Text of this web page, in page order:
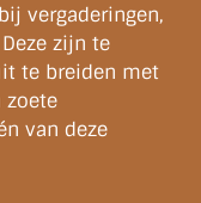
vergaderingen,
zijn te
te breiden met
zoete
van deze